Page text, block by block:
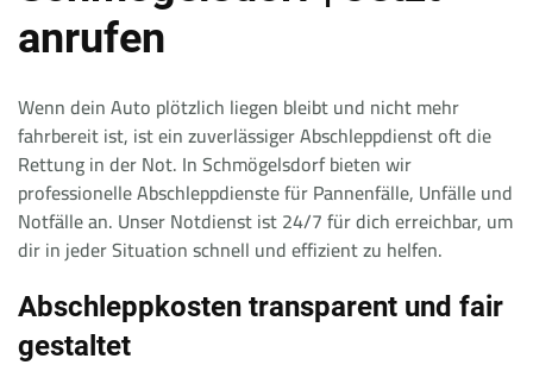
anrufen
Wenn dein Auto plötzlich liegen bleibt und nicht mehr
fahrbereit ist, ist ein zuverlässiger Abschleppdienst oft die
Rettung in der Not. In Schmögelsdorf bieten wir
professionelle Abschleppdienste für Pannenfälle, Unfälle und
Notfälle an. Unser Notdienst ist 24/7 für dich erreichbar, um
dir in jeder Situation schnell und effizient zu helfen.
Abschleppkosten transparent und fair
gestaltet